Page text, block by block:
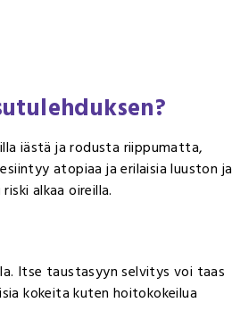
iästä ja rodusta riippumatta,
atopiaa ja erilaisia luuston ja
alkaa oireilla.
Itse taustasyyn selvitys voi taas
kokeita kuten hoitokokeilua